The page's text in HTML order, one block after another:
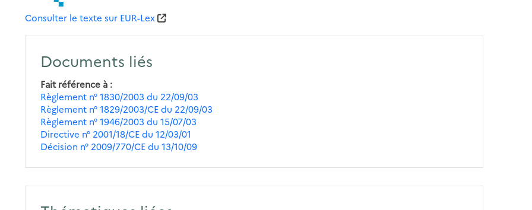
Consulter le texte sur EUR-Lex
Documents liés
Fait référence à
Règlement n° 1830/2003 du 22/09/03
Règlement n° 1829/2003/CE du 22/09/03
Règlement n° 1946/2003 du 15/07/03
Directive n° 2001/18/CE du 12/03/01
Décision n° 2009/770/CE du 13/10/09